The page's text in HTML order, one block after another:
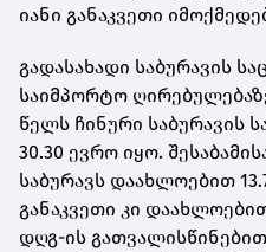
იანი განაკვეთი
გადასახადი საბურავის
საიმპორტო
წელს ჩინური საბურავის
30.30 ევრო იყო.
საბურავს დაახლოებით
განაკვეთი კი
დღგ-ის